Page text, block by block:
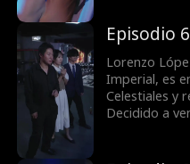
quienes lo
Samantha
de la familia
Valeriano y
destacada.
Episodio
Lorenzo
Imperial, es
Celestiales y
Decidido a